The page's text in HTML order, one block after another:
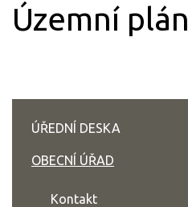
Územní plán
ÚŘEDNÍ DESKA
OBECNÍ ÚŘAD
Kontakt